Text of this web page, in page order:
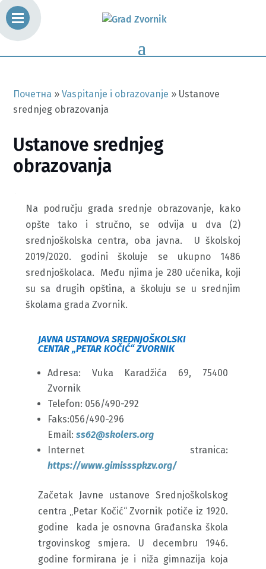
Почетна »Vaspitanje i obrazovanje » Ustanove
srednjeg obrazovanja
Ustanove srednjeg
obrazovanja
Na području grada srednje obrazovanje, kako
opšte tako i stručno, se odvija u dva (2)
srednjoškolska centra, oba javna. U školskoj
2019/2020. godini školuje se ukupno 1486
srednjoškolaca. Među njima je 280 učenika, koji
su sa drugih opština, a školuju se u srednjim
školama grada Zvornik.
JAVNA USTANOVA SREDNJOŠKOLSKI
CENTAR „PETAR KOČIĆ“ ZVORNIK
Adresa: Vuka Karadžića 69, 75400
Zvornik
Telefon: 056/490-292
Faks:056/490-296
Email: ss62@skolers.org
Internet stranica:
https://www.gimissspkzv.org/
Začetak Javne ustanove Srednjoškolskog
centra „Petar Kočić“ Zvornik potiče iz 1920.
godine kada je osnovna Građanska škola
trgovinskog smjera. U decembru 1946.
godine formirana je i niža gimnazija koja